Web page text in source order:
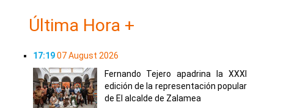
Última Hora +
17:1907 August 2026
Fernando Tejero apadrina la XXXI
edición de la representación popular
de El alcalde de Zalamea